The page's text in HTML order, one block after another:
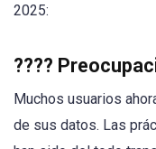
2025:
????
Muchos usuarios
de sus datos. Las